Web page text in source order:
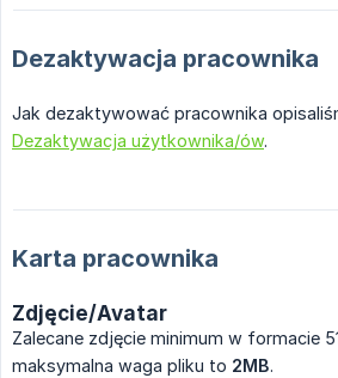
Dezaktywacja pracownika
Jak dezaktywować pracownika
Dezaktywacja użytkownika/ów.
Karta pracownika
Zdjęcie/Avatar
Zalecane zdjęcie minimum w formacie
maksymalna waga pliku to 2MB.